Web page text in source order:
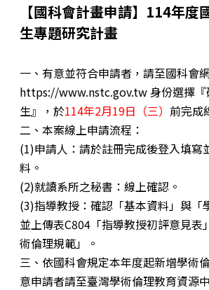
【國科會計畫申請】114年度
生專題研究計畫
一、有意並符合申請者，請至國科會
https://www.nstc.gov.tw 身份選擇『
生』，於114年2月19日（三） 前完成
二、本案線上申請流程：
(1)申請人：請於註冊完成後登入填寫
料。
(2)就讀系所之秘書：線上確認。
(3)指導教授：確認「基本資料」與「
並上傳表C804「指導教授初評意見表
術倫理規範」。
三、依國科會規定本年度起新增學術
意申請者請至臺灣學術倫理教育資源